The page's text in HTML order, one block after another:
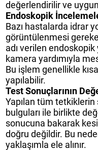
değerlendirilir ve
Endoskopik
Bazı hastalarda idrar
görüntülenmesi
adı verilen endoskopik
kamera yardımıyla
Bu işlem genellikle
yapılabilir.
Test Sonuçlarının
Yapılan tüm tetkiklerin
bulguları ile birlikte
sonucuna bakarak
doğru değildir. Bu
yaklaşımla ele alınır.